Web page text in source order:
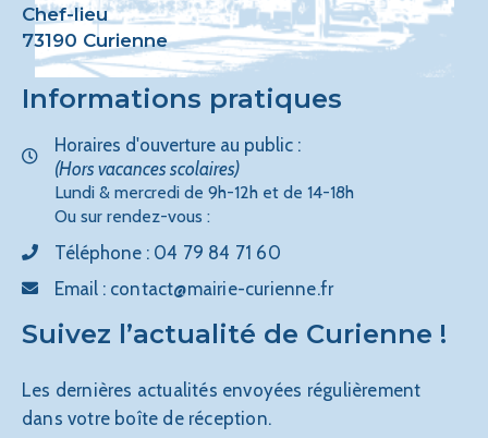
Chef-lieu
73190 Curienne
Informations pratiques
Horaires d'ouverture au public :
(Hors vacances scolaires)
Lundi & mercredi de 9h-12h et de 14-18h
Ou sur rendez-vous :
Téléphone : 04 79 84 71 60
Email : contact@mairie-curienne.fr
Suivez l’actualité de Curienne !
Les dernières actualités envoyées régulièrement
dans votre boîte de réception.